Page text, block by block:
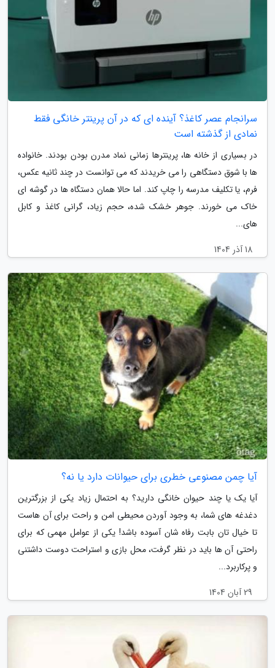
سرانجام عصر کاغذ؟ آینده ای که در آن پرینتر خانگی فقط
نمادی از گذشته است
در بسیاری از خانه ها، پرینترها زمانی نماد مدرن بودن بودند. خانواده
ها با شوق دستگاهی را می خریدند که می توانست در چند ثانیه عکس،
فرم، یا تکلیف مدرسه را چاپ کند. اما حالا همان دستگاه ها در گوشه ای
خاک می خورند. جوهر خشک شده، حجم زیاد، گرانی کاغذ و کابل
های...
18 آذر 1404
آیا چمن مصنوعی خطری برای حیوانات دارد یا نه؟
آیا یک یا چند حیوان خانگی دارید؟ به احتمال زیاد یکی از بزرگترین
دغدغه های شما، به وجود آوردن محیطی امن و راحت برای آن هاست
تا خیال تان بابت رفاه شان آسوده باشد! یکی از عوامل مهمی که برای
راحتی آن ها باید در نظر گرفت، محل بازی و استراحت دوست داشتنی
و پرکاربرد...
29 آبان 1404